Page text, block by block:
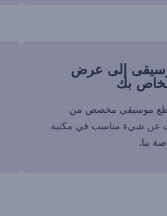
إلى عرض
بك
موسيقي مخصص من
عن شيء مناسب في مكتبة
بنا.